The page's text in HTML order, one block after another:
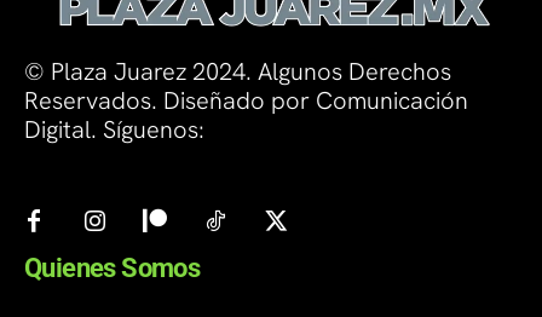
© Plaza Juarez 2024. Algunos Derechos
Reservados. Diseñado por Comunicación
Digital. Síguenos:
Quienes Somos